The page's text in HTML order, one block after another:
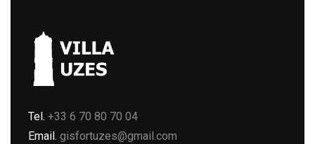
Tel. +33 6 70 80 70 04
Email. gisfortuzes@gmail.com